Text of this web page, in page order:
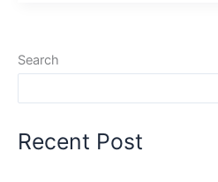
जगह
places
Search
Recent Post